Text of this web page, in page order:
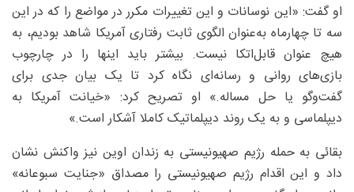
او گفت: «این نوسانات و این تغییرات مکرر در مواضع را که در این
سه تا چهارماه به‌عنوان الگوی ثابت رفتاری آمریکا شاهد بودیم، به
هیچ عنوان قابل‌اتکا نیست. بیشتر باید اینها را در چارچوب
بازی‌های روانی و رسانه‌ای نگاه کرد تا یک بیان جدی برای
گفت‌وگو یا حل مساله.» او تصریح کرد: «خیانت آمریکا به
دیپلماسی و به یک روند دیپلماتیک کاملا آشکار است.»
بقائی به حمله رژیم صهیونیستی به زندان اوین نیز واکنش نشان
داد و این اقدام رژیم صهیونیستی را مصداق «جنایت سبوعانه»